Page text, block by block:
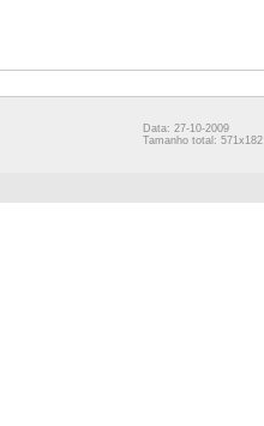
Data: 27-10-2009
Tamanho total: 571x182